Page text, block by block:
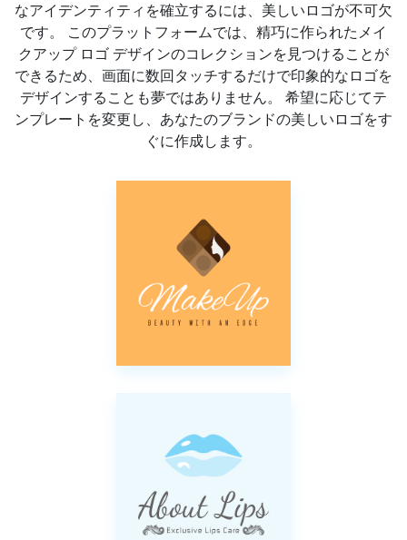
なアイデンティティを確立するには、美しいロゴが不可欠
です。 このプラットフォームでは、精巧に作られたメイ
クアップ ロゴ デザインのコレクションを見つけることが
できるため、画面に数回タッチするだけで印象的なロゴを
デザインすることも夢ではありません。 希望に応じてテ
ンプレートを変更し、あなたのブランドの美しいロゴをす
ぐに作成します。